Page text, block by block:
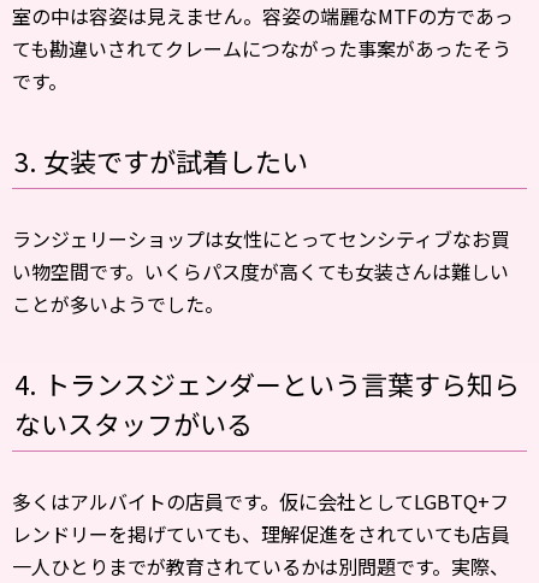
室の中は容姿は見えません。容姿の端麗なMTFの方であっ
ても勘違いされてクレームにつながった事案があったそう
です。
3. 女装ですが試着したい
ランジェリーショップは女性にとってセンシティブなお買
い物空間です。いくらパス度が高くても女装さんは難しい
ことが多いようでした。
4. トランスジェンダーという言葉すら知ら
ないスタッフがいる
多くはアルバイトの店員です。仮に会社としてLGBTQ+フ
レンドリーを掲げていても、理解促進をされていても店員
一人ひとりまでが教育されているかは別問題です。実際、